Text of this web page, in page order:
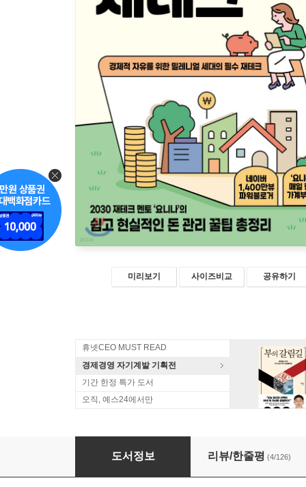
미리보기 사이즈비교 공유하기
휴넷CEO MUST READ
경제경영 자기계발 기획전
기간 한정 특가 도서
오직, 예스24에서만
요니나의 월급쟁이 재테크
도서정보 리뷰/한줄평 (4/126)